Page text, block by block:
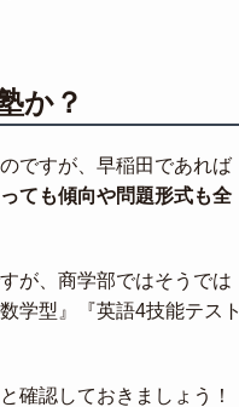
か？
ですが、早稲田であれば
ても傾向や問題形式も全
が、商学部ではそうでは
学型』『英語4技能テスト
確認しておきましょう！